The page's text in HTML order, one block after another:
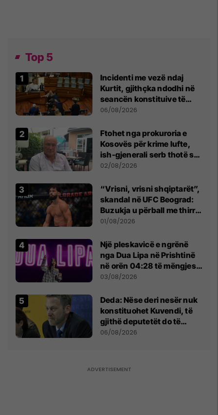
Top 5
Incidenti me vezë ndaj
Kurtit, gjithçka ndodhi në
seancën konstituive të
Kuvendit
06/08/2026
Ftohet nga prokuroria e
Kosovës për krime lufte,
ish-gjenerali serb thotë se
dikush e tradhtoi në
02/08/2026
“Vrisni, vrisni shqiptarët”,
skandal në UFC Beograd:
Buzukja u përball me thirrje
anti-shqiptare nga
01/08/2026
Një pleskavicë e ngrënë
nga Dua Lipa në Prishtinë
në orën 04:28 të mëngjesit
- dhe bota digjitale serbe
03/08/2026
Deda: Nëse deri nesër nuk
konstituohet Kuvendi, të
gjithë deputetët do të
bëjnë shkelje të rëndë
06/08/2026